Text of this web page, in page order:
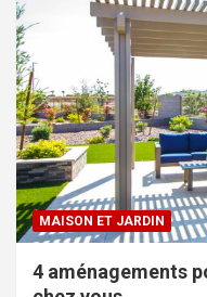
MAISON ET JARDIN
4 aménagements